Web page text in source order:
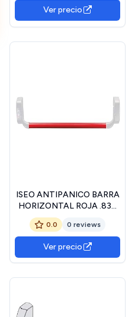
Ver precio
ISEO ANTIPANICO BARRA
HORIZONTAL ROJA .830
945918
0.0 0 reviews
Ver precio